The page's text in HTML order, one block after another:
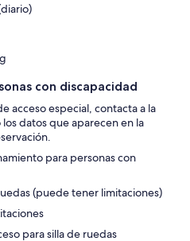
con discapacidad
acceso especial, contacta a la
datos que aparecen en la
para personas con
(puede tener limitaciones)
para silla de ruedas